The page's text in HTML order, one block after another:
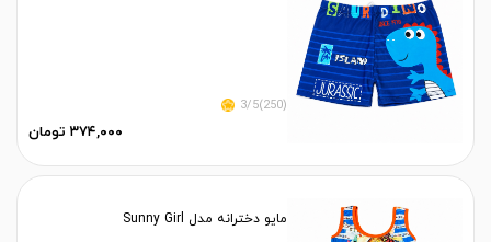
(250)3/5
۳۷۴,۰۰۰ تومان
مایو دخترانه مدل Sunny Girl